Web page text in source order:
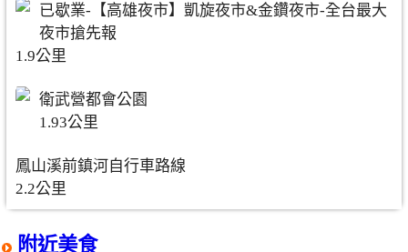
已歇業-【高雄夜市】凱旋夜市&金鑽夜市-全台最大
夜市搶先報
1.9公里
衛武營都會公園
1.93公里
鳳山溪前鎮河自行車路線
2.2公里
附近美食